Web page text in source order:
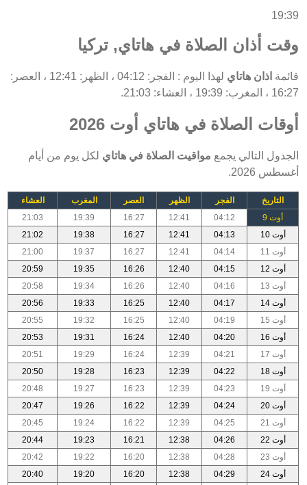
19:39
وقت أذان الصلاة في هاتاي, تركيا
قائمة اذان هاتاي
لهذا اليوم : الفجر: 04:12 ، الظهر: 12:41 ، العصر:
16:27 ، المغرب: 19:39 ، العشاء: 21:03.
أوقات الصلاة في هاتاي أوت 2026
الجدول التالي يجمع مواقيت الصلاة في هاتاي لكل يوم من أيام
أغسطس 2026.
التاريخ الفجر الظهر العصر المغرب
العشاء
أوت 9
04:12
12:41
16:27
19:39
21:03
أوت 10
04:13
12:41
16:27
19:38
21:02
أوت 11
04:14
12:41
16:27
19:37
21:00
أوت 12
04:15
12:40
16:26
19:35
20:59
أوت 13
04:16
12:40
16:26
19:34
20:58
أوت 14
04:17
12:40
16:25
19:33
20:56
أوت 15
04:19
12:40
16:25
19:32
20:55
أوت 16
04:20
12:40
16:24
19:31
20:53
أوت 17
04:21
12:39
16:24
19:29
20:51
أوت 18
04:22
12:39
16:23
19:28
20:50
أوت 19
04:23
12:39
16:23
19:27
20:48
أوت 20
04:24
12:39
16:22
19:26
20:47
أوت 21
04:25
12:39
16:22
19:24
20:45
أوت 22
04:26
12:38
16:21
19:23
20:44
أوت 23
04:28
12:38
16:20
19:22
20:42
أوت 24
04:29
12:38
16:20
19:20
20:40